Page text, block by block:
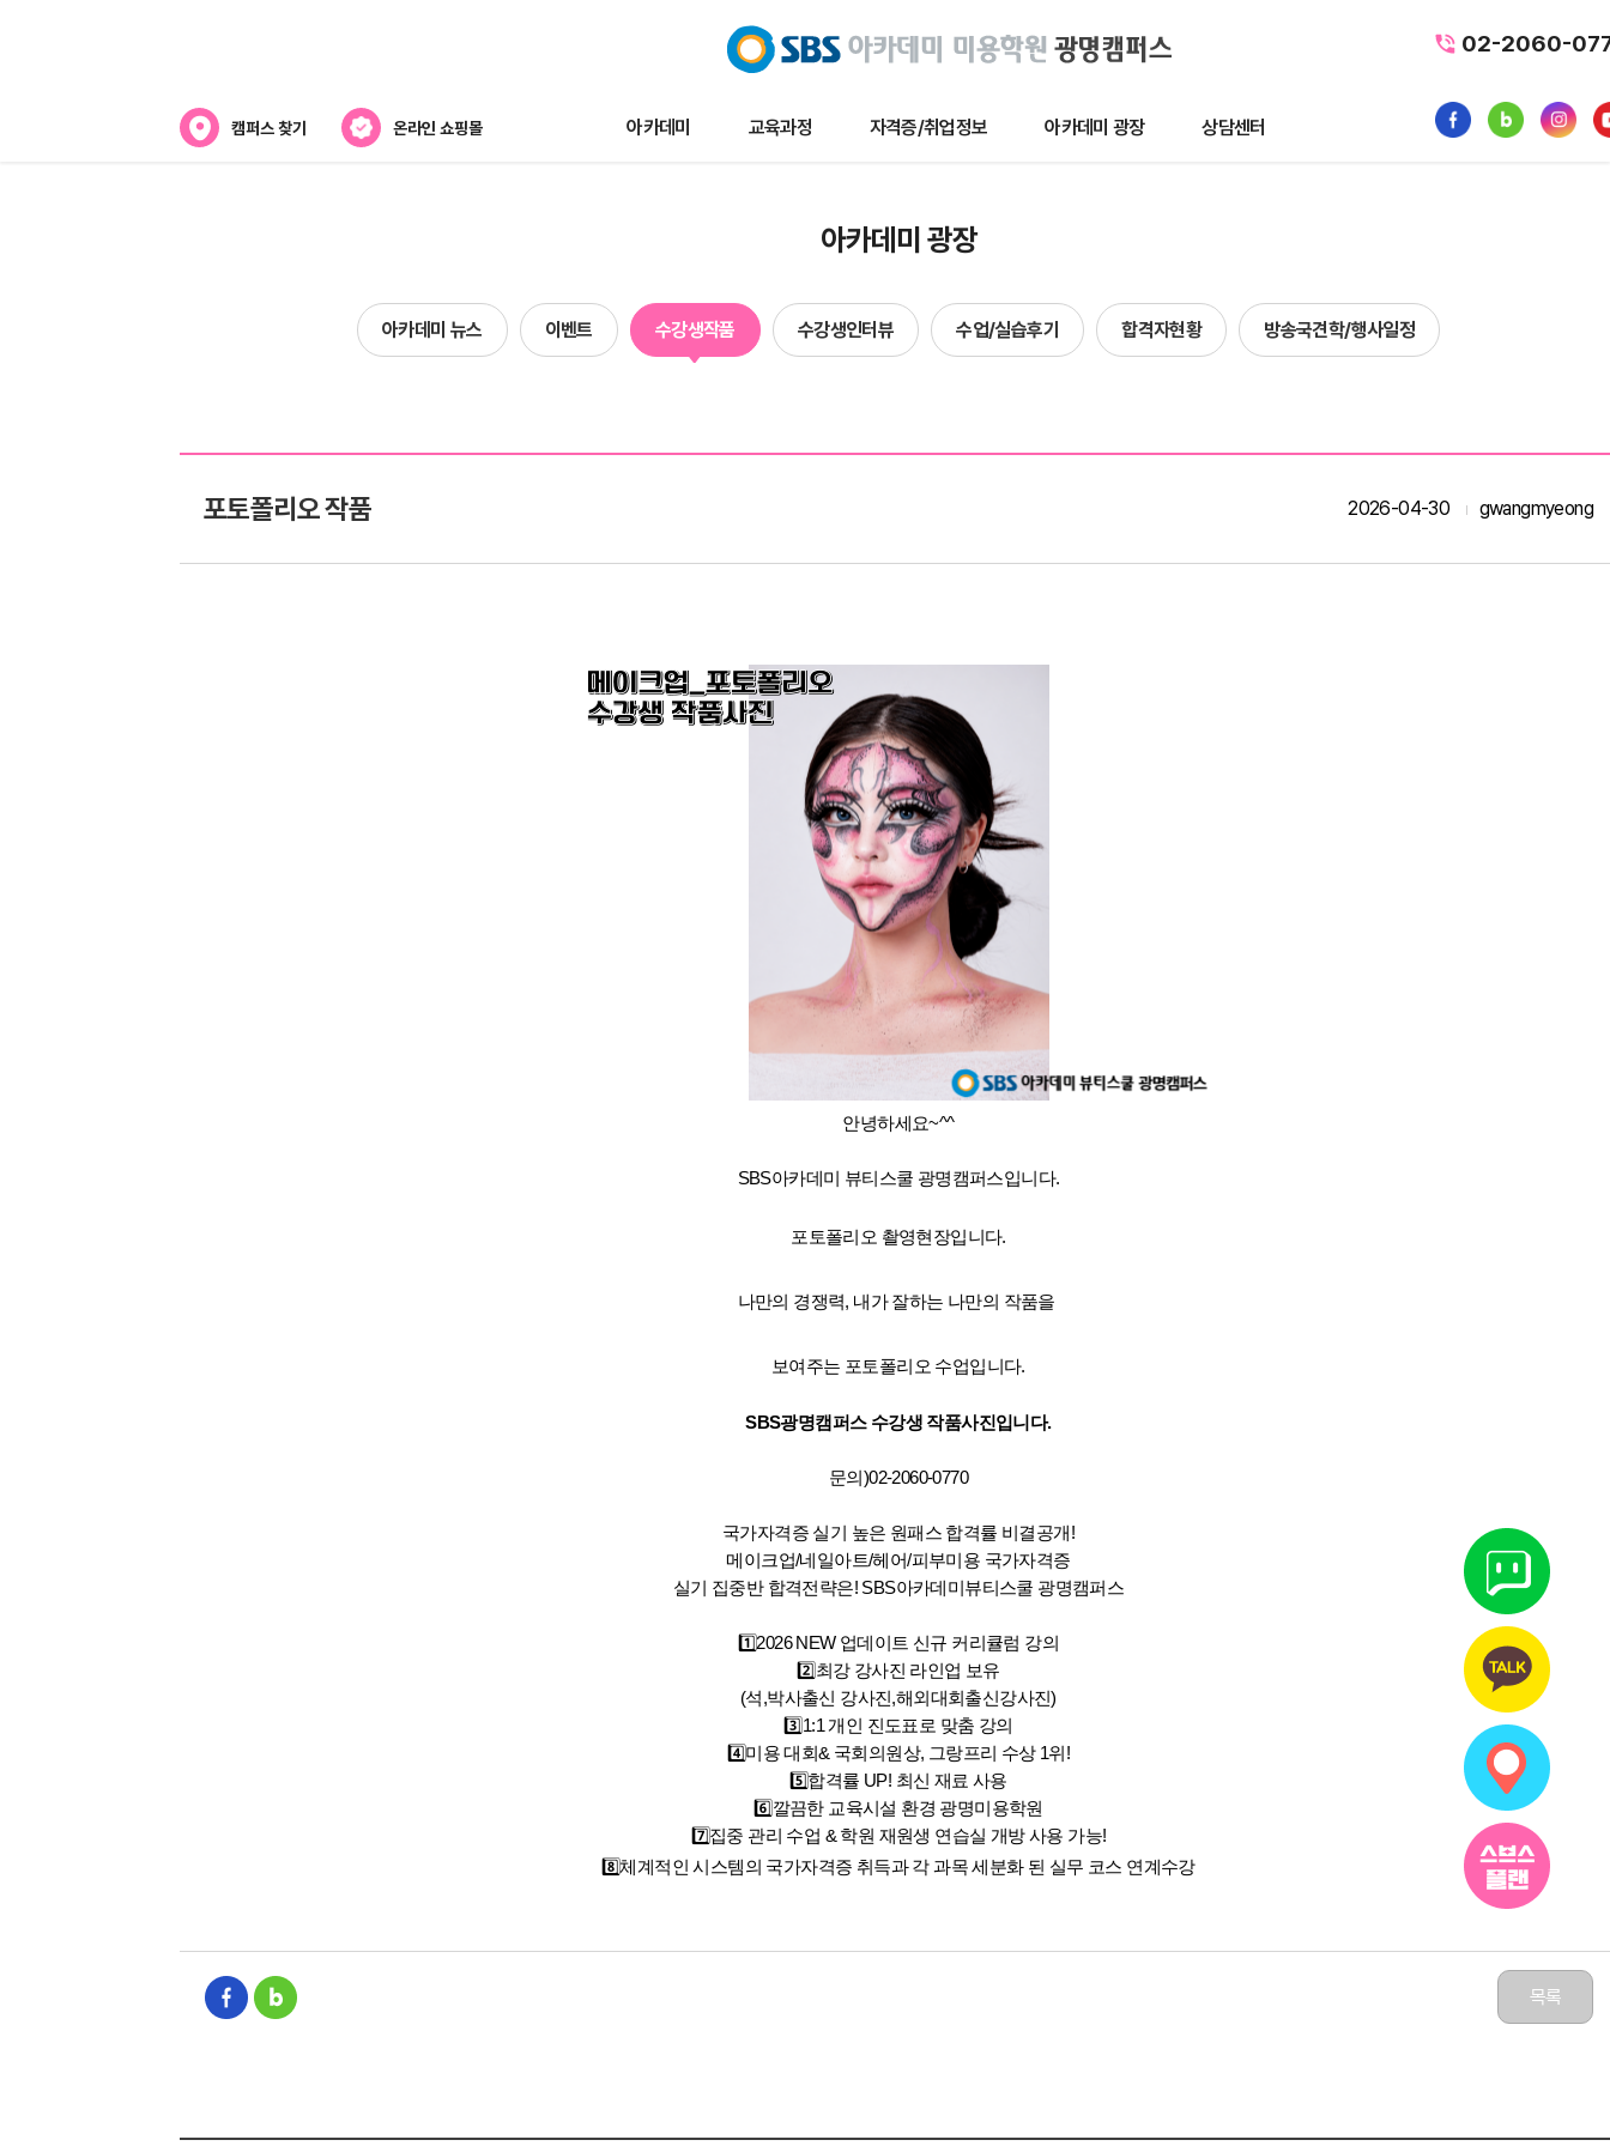
캠퍼스 찾기 온라인 쇼핑몰
02-2060-
아카데미 교육과정 자격증/취업정보 아카데미 광장 상담센터
캠퍼스위치
네일아트
헤어
채용/취업정보
자격증정보
자료실
이벤트
수강생작품
1:1 문의
내일배움카드
아카데미 광장
아카데미 뉴스 이벤트 수강생작품 수강생인터뷰 수업/실습후기 합격자현황 방송국견학/행사일정
포토폴리오 작품 2026-04-30 gwangmyeong
안녕하세요~^^
SBS아카데미 뷰티스쿨 광명캠퍼스입니다.
포토폴리오 촬영현장입니다.
나만의 경쟁력, 내가 잘하는 나만의 작품을
보여주는 포토폴리오 수업입니다.
SBS광명캠퍼스 수강생 작품사진입니다.
문의)02-2060-0770
국가자격증 실기 높은 원패스 합격률 비결공개!
메이크업/네일아트/헤어/피부미용 국가자격증
실기 집중반 합격전략은! SBS아카데미뷰티스쿨 광명캠퍼스
1️⃣2026 NEW 업데이트 신규 커리큘럼 강의
2️⃣최강 강사진 라인업 보유
(석,박사출신 강사진,해외대회출신강사진)
3️⃣1:1 개인 진도표로 맞춤 강의
4️⃣미용 대회& 국회의원상, 그랑프리 수상 1위!
5️⃣합격률 UP! 최신 재료 사용
6️⃣깔끔한 교육시설 환경 광명미용학원
7️⃣집중 관리 수업 & 학원 재원생 연습실 개방 사용 가능!
8️⃣체계적인 시스템의 국가자격증 취득과 각 과목 세분화 된 실무 코스 연계수강
목록